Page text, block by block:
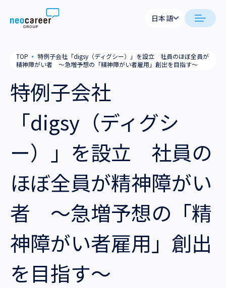
Skip to content
日本語
English
neocareer について
私たちの考え方
就労支援
業務支援
役員一覧
拠点一覧
グループ会社
サステナビリティ
採用情報
日本語
English
TOP ▪ 特例子会社「digsy（ディグシー）」を設立 社員のほぼ全員が
精神障がい者 ～急増予想の「精神障がい者雇用」創出を目指す～
特例子会社
「digsy（ディグシ
ー）」を設立 社員の
ほぼ全員が精神障がい
者 ～急増予想の「精
神障がい者雇用」創出
を目指す～